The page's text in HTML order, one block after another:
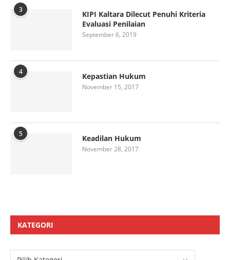
3
KIPI Kaltara Dilecut Penuhi Kriteria
Evaluasi Penilaian
September 6, 2019
4 Kepastian Hukum
November 15, 2017
5 Keadilan Hukum
November 28, 2017
KATEGORI